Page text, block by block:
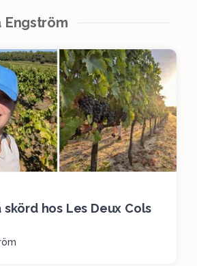
Engström
skörd hos Les Deux Cols